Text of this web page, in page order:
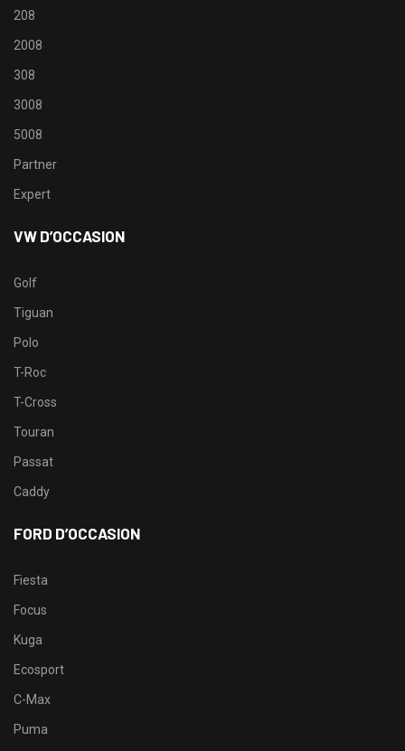
208
2008
308
3008
5008
Partner
Expert
VW D’OCCASION
Golf
Tiguan
Polo
T-Roc
T-Cross
Touran
Passat
Caddy
FORD D’OCCASION
Fiesta
Focus
Kuga
Ecosport
C-Max
Puma